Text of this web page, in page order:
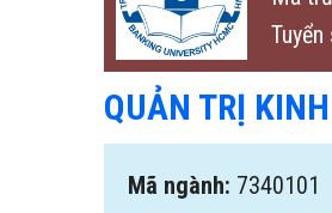
QUẢN TRỊ
Mã ngành: 7340101